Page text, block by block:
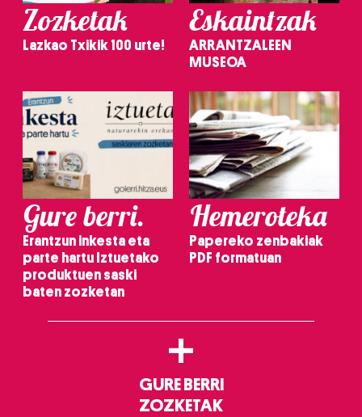
Zozketak
Lazkao Txikik 100 urte!
Eskaintzak
ARRANTZALEEN
MUSEOA
Gure berri.
Erantzun inkesta eta
parte hartu Iztuetako
produktuen saski
baten zozketan
Hemeroteka
Papereko zenbakiak
PDF formatuan
+
GURE BERRI
ZOZKETAK